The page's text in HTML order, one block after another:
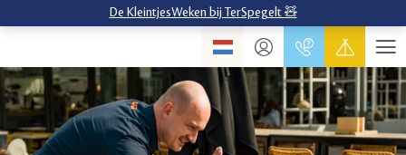
De KleintjesWeken bij TerSpegelt 🧸